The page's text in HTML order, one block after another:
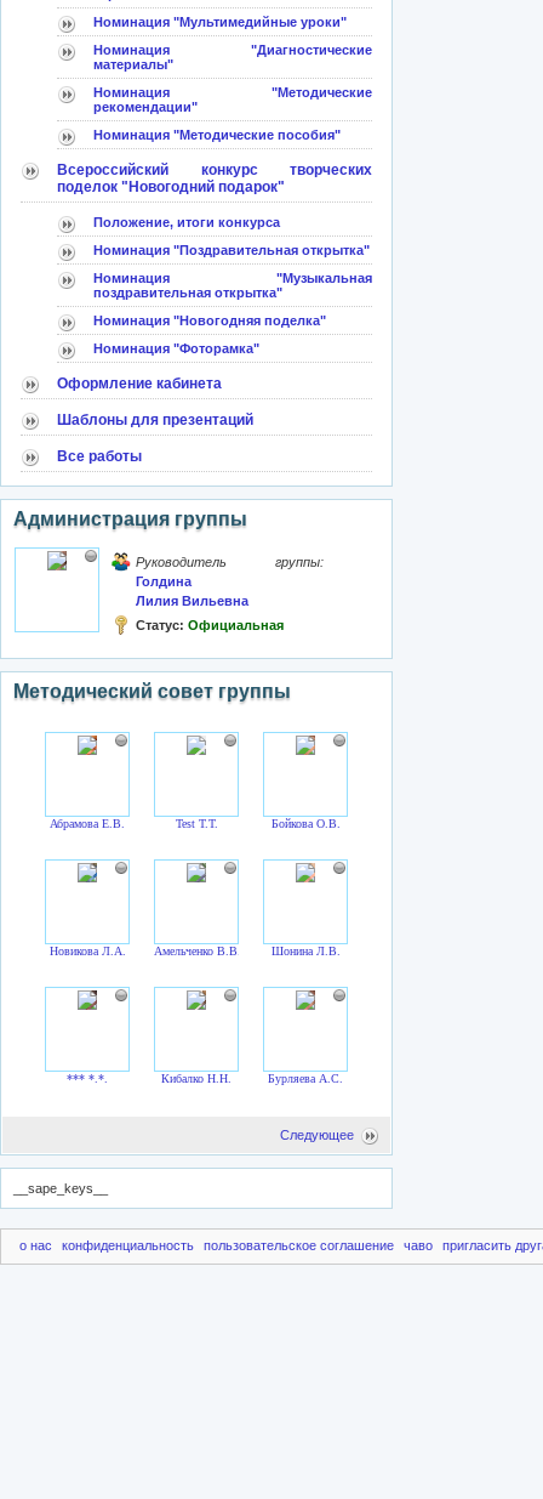
Номинация "Мультимедийные уроки"
Номинация "Диагностические
материалы"
Номинация "Методические
рекомендации"
Номинация "Методические пособия"
Всероссийский конкурс творческих
поделок "Новогодний подарок"
Положение, итоги конкурса
Номинация "Поздравительная открытка"
Номинация "Музыкальная
поздравительная открытка"
Номинация "Новогодняя поделка"
Номинация "Фоторамка"
Оформление кабинета
Шаблоны для презентаций
Все работы
Администрация группы
Руководитель группы:
Голдина
Лилия Вильевна
Статус: Официальная
Методический совет группы
Абрамова Е.В. Test T.T. Бойкова О.В.
Новикова Л.А. Амельченко В.В. Шонина Л.В.
*** *.*. Кибалко Н.Н. Бурляева А.С.
Следующее
__sape_keys__
о нас конфиденциальность пользовательское соглашение чаво пригласить